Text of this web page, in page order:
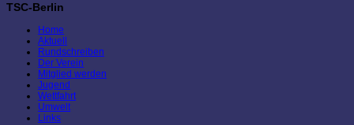
TSC-Berlin
Home
Aktuell
Rundschreiben
Der Verein
Mitglied werden
Jugend
Wettfahrt
Umwelt
Links